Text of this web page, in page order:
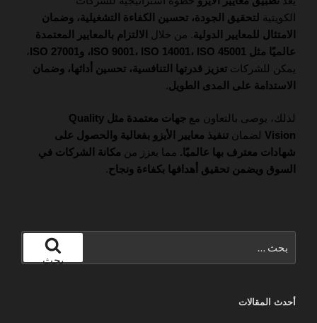
الكويتية لتحقيق الجودة، تحسين الكفاءة التشغيلية، وضمان
الامتثال للمعايير الدولية. من خلال
الالتزام بالمعايير المعتمدة
عالميًا مثل ISO 9001، ISO 14001، ISO 45001، وISO 27001
،
يمكن للشركات تعزيز قدرتها التنافسية، تحسين أدائها، وضمان
الاستدامة على المدى الطويل.
لذلك، يوصى بالتعاون مع
جهات معتمدة مثل Quality
Vision لضمان تنفيذ معايير الأيزو بفعالية والحصول على
شهادات معترف بها عالميًا. مما يعزز من مكانة الشركات في
السوق ويضمن تحقيق أهدافها بكفاءة ونجاح.
عن:
بحث
أحدث المقالات